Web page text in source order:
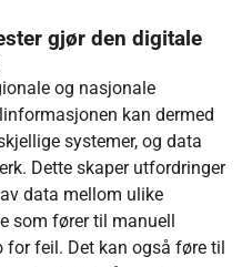
gjør den digitale
og nasjonale
kan dermed
systemer, og data
Dette skaper utfordringer
data mellom ulike
som fører til manuell
feil. Det kan også føre til